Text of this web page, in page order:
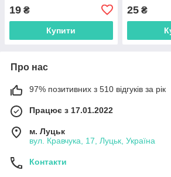
19 ₴
Купити
25₴
Про нас
97% позитивних з 510 відгуків за рік
Працює з 17.01.2022
м. Луцьк
вул. Кравчука, 17, Луцьк, Україна
Контакти